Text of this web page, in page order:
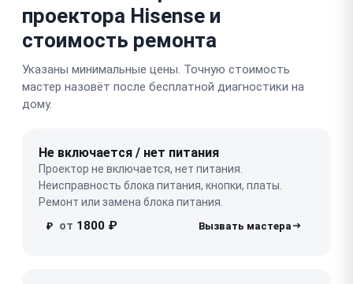
проектора Hisense и
стоимость ремонта
Указаны минимальные цены. Точную стоимость
мастер назовёт после бесплатной диагностики на
дому.
Не включается / нет питания
Проектор не включается, нет питания.
Неисправность блока питания, кнопки, платы.
Ремонт или замена блока питания.
₽ от 1800 ₽